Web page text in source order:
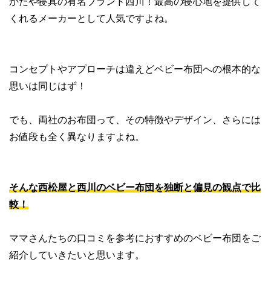
くれるメーカーとして人気ですよね。
コンセプトやアプローチは違えどベビー布団への根本的な
思いは同じはず！
でも、両社のお布団って、その特徴やデザイン、さらには
お値段も全く異なりますよね。
そんな西松屋と西川のベビー布団を独断と偏見の観点で比
較！
ママさんたちの口コミを参考におすすめのベビー布団をご
紹介していきたいと思います。